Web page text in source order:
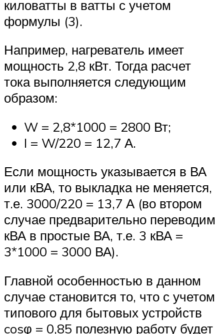
киловатты в ватты с учетом
формулы (3).
Например, нагреватель имеет
мощность 2,8 кВт. Тогда расчет
тока выполняется следующим
образом:
W = 2,8*1000 = 2800 Вт;
I = W/220 = 12,7 А.
Если мощность указывается в ВА
или кВА, то выкладка не меняется,
т.е. 3000/220 = 13,7 А (во втором
случае предварительно переводим
кВА в простые ВА, т.е. 3 кВА =
3*1000 = 3000 ВА).
Главной особенностью в данном
случае становится то, что с учетом
типового для бытовых устройств
cosφ = 0,85 полезную работу будет